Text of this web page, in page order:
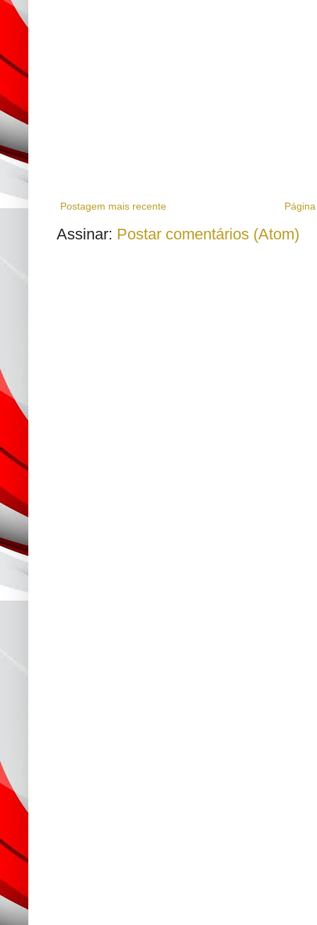
Postagem mais recente
Assinar: Postar comentários (Atom)